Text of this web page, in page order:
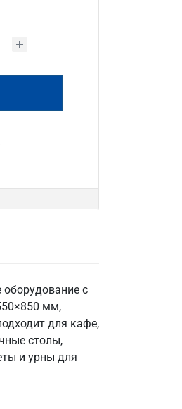
с
мм,
для кафе,
столы,
и урны для